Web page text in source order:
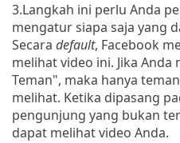
3.Langkah ini perlu Anda
mengatur siapa saja yang
Secara default, Facebook
melihat video ini. Jika Anda
Teman", maka hanya
melihat. Ketika dipasang
pengunjung yang bukan
dapat melihat video Anda.